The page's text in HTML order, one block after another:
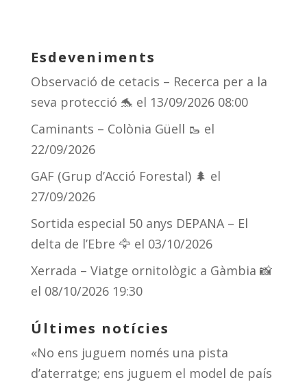
sk
y d
s
gr
a
m te
ix
Esdeveniments
Observació de cetacis – Recerca per a la
seva protecció 🐬 el 13/09/2026 08:00
Caminants – Colònia Güell 🥾 el
22/09/2026
GAF (Grup d’Acció Forestal) 🌲 el
27/09/2026
Sortida especial 50 anys DEPANA – El
delta de l’Ebre 🦅 el 03/10/2026
Xerrada – Viatge ornitològic a Gàmbia 📸
el 08/10/2026 19:30
Últimes notícies
«No ens juguem només una pista
d’aterratge; ens juguem el model de país